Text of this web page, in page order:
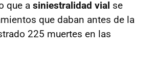
que a siniestralidad vial se
que daban antes de la
225 muertes en las